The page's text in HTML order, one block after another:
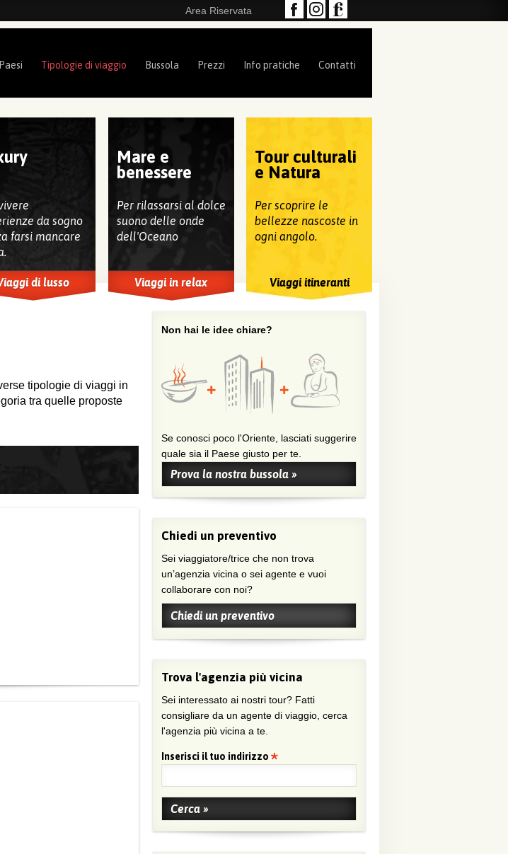
Area Riservata
Paesi Tipologie di viaggio Bussola Prezzi Info pratiche Contatti
da sogno
farsi mancare
di lusso
Mare e
benessere
Per rilassarsi al dolce
suono delle onde
dell'Oceano
Viaggi in relax
Tour culturali
e Natura
Per scoprire le
bellezze nascoste in
ogni angolo.
Viaggi itineranti
tipologie di viaggi in
tra quelle proposte
Non hai le idee chiare?
Se conosci poco l'Oriente, lasciati suggerire
quale sia il Paese giusto per te.
Prova la nostra bussola »
Chiedi un preventivo
Sei viaggiatore/trice che non trova
un’agenzia vicina o sei agente e vuoi
collaborare con noi?
Chiedi un preventivo
Trova l'agenzia più vicina
Sei interessato ai nostri tour? Fatti
consigliare da un agente di viaggio, cerca
l'agenzia più vicina a te.
Inserisci il tuo indirizzo